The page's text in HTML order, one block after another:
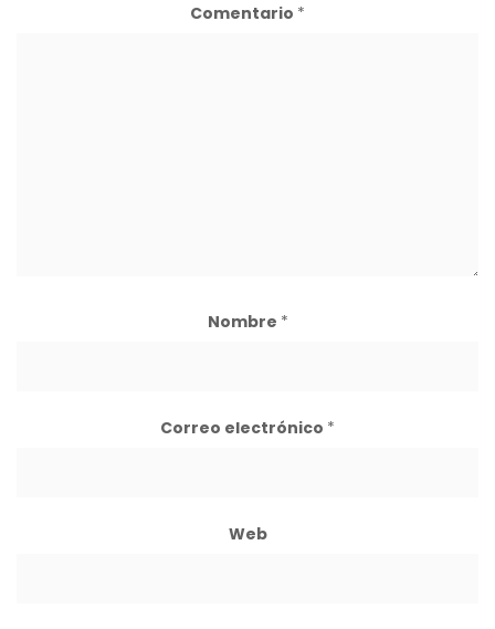
Comentario *
Nombre *
Correo electrónico *
Web